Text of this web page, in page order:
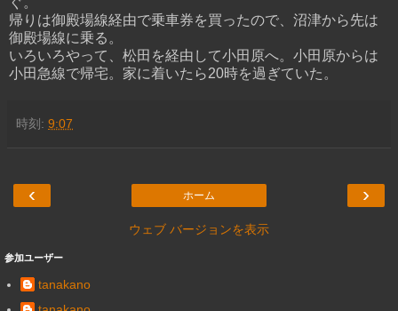
帰りは御殿場線経由で乗車券を買ったので、沼津から先は
御殿場線に乗る。
いろいろやって、松田を経由して小田原へ。小田原からは
小田急線で帰宅。家に着いたら20時を過ぎていた。
時刻: 9:07
‹ ›
ホーム
ウェブ バージョンを表示
参加ユーザー
tanakano